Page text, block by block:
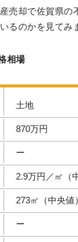
売却で佐賀県の
るのかを見てみ
相場
土地
870万円
ー
2.9万円／㎡（
273㎡（中央値）
ー